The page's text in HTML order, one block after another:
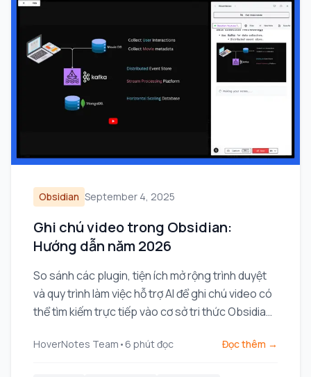
Obsidian September 4, 2025
Ghi chú video trong Obsidian:
Hướng dẫn năm 2026
So sánh các plugin, tiện ích mở rộng trình duyệt
và quy trình làm việc hỗ trợ AI để ghi chú video có
thể tìm kiếm trực tiếp vào cơ sở tri thức Obsidian
HoverNotes Team • 6 phút đọc Đọc thêm →